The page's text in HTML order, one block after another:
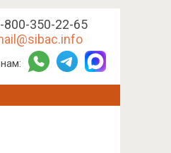
800-350-22-65